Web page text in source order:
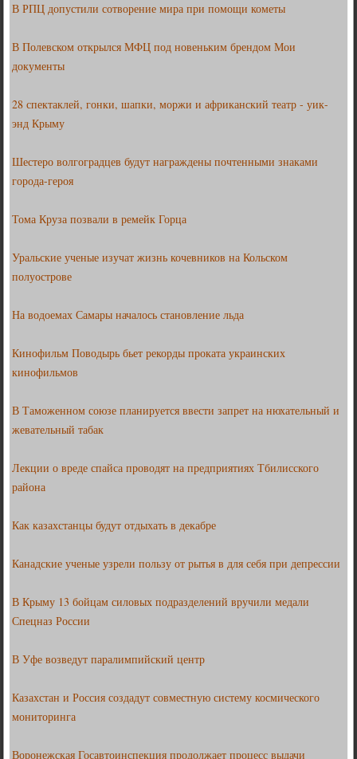
В РПЦ допустили сотворение мира при помощи кометы
В Полевском открылся МФЦ под новеньким брендом Мои
документы
28 спектаклей, гонки, шапки, моржи и африканский театр - уик-
энд Крыму
Шестеро волгоградцев будут награждены почтенными знаками
города-героя
Тома Круза позвали в ремейк Горца
Уральские ученые изучат жизнь кочевников на Кольском
полуострове
На водоемах Самары началось становление льда
Кинофильм Поводырь бьет рекорды проката украинских
кинофильмов
В Таможенном союзе планируется ввести запрет на нюхательный и
жевательный табак
Лекции о вреде спайса проводят на предприятиях Тбилисского
района
Как казахстанцы будут отдыхать в декабре
Канадские ученые узрели пользу от рытья в для себя при депрессии
В Крыму 13 бойцам силовых подразделений вручили медали
Спецназ России
В Уфе возведут паралимпийский центр
Казахстан и Россия создадут совместную систему космического
мониторинга
Воронежская Госавтоинспекция продолжает процесс выдачи